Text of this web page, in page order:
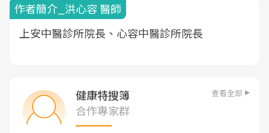
作者簡介_洪心容 醫師
上安中醫診所院長、心容中醫診所院長
健康特搜簿 查看全部
合作專家群